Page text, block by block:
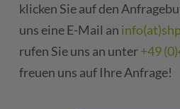
klicken Sie auf den
uns eine E-Mail an
rufen Sie uns an unter+49
freuen uns auf Ihre Anfrage!